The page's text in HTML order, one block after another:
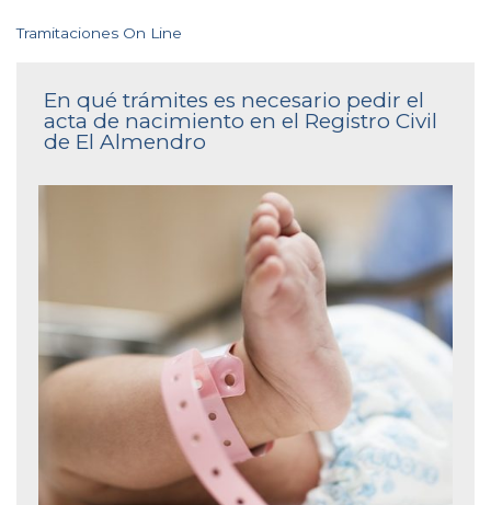
Tramitaciones On Line
En qué trámites es necesario pedir el
acta de nacimiento en el Registro Civil
de El Almendro